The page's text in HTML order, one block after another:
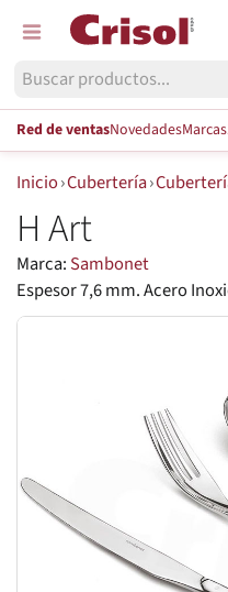
Red de ventasNovedadesMarcas
Inicio›Cubertería›
H Art
Marca: Sambonet
Espesor 7,6 mm. Acero